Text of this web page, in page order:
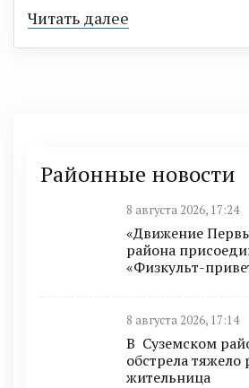
Читать далее
Районные новости
8 августа 2026, 17:24
«Движение
района
«Физкульт-
8 августа 2026, 17:14
В Суземском
обстрела
жительница